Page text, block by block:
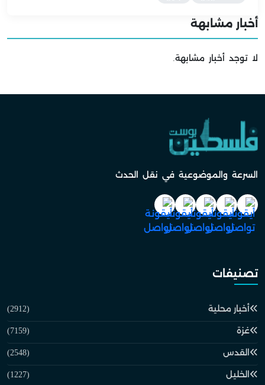
أخبار مشابهة
لا توجد أخبار مشابهة.
السرعة والموضوعية في نقل الحدث
تصنيفات
أخبار محلية (2912)
غزة (7159)
القدس (2548)
الخليل (1227)